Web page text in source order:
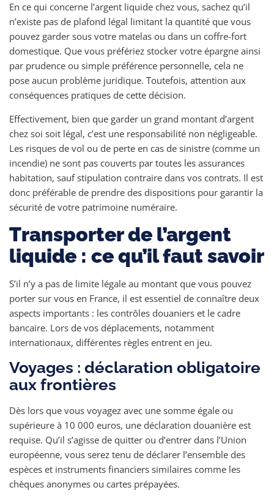
En ce qui concerne l’argent liquide chez vous, sachez qu’il
n’existe pas de plafond légal limitant la quantité que vous
pouvez garder sous votre matelas ou dans un coffre-fort
domestique. Que vous préfériez stocker votre épargne ainsi
par prudence ou simple préférence personnelle, cela ne
pose aucun problème juridique. Toutefois, attention aux
conséquences pratiques de cette décision.
Effectivement, bien que garder un grand montant d’argent
chez soi soit légal, c’est une responsabilité non négligeable.
Les risques de vol ou de perte en cas de sinistre (comme un
incendie) ne sont pas couverts par toutes les assurances
habitation, sauf stipulation contraire dans vos contrats. Il est
donc préférable de prendre des dispositions pour garantir la
sécurité de votre patrimoine numéraire.
Transporter de l’argent
liquide : ce qu’il faut savoir
S’il n’y a pas de limite légale au montant que vous pouvez
porter sur vous en France, il est essentiel de connaître deux
aspects importants : les contrôles douaniers et le cadre
bancaire. Lors de vos déplacements, notamment
internationaux, différentes règles entrent en jeu.
Voyages : déclaration obligatoire
aux frontières
Dès lors que vous voyagez avec une somme égale ou
supérieure à 10 000 euros, une déclaration douanière est
requise. Qu’il s’agisse de quitter ou d’entrer dans l’Union
européenne, vous serez tenu de déclarer l’ensemble des
espèces et instruments financiers similaires comme les
chèques anonymes ou cartes prépayées.